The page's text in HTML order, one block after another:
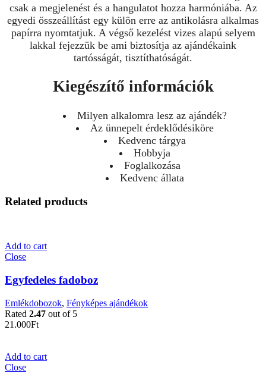
csak a megjelenést és a hangulatot hozza harmóniába. Az
egyedi összeállítást egy külön erre az antikolásra alkalmas
papírra nyomtatjuk. A végső kezelést vizes alapú selyem
lakkal fejezzük be ami biztosítja az ajándékaink
tartósságát, tisztíthatóságát.
Kiegészítő információk
Milyen alkalomra lesz az ajándék?
Az ünnepelt érdeklődésiköre
Kedvenc tárgya
Hobbyja
Foglalkozása
Kedvenc állata
Related products
Add to cart
Close
Egyfedeles fadoboz
Emlékdobozok, Fényképes ajándékok
Rated 2.47 out of 5
21.000Ft
Add to cart
Close